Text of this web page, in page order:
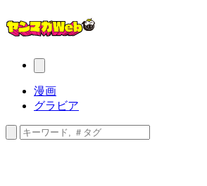
漫画
グラビア